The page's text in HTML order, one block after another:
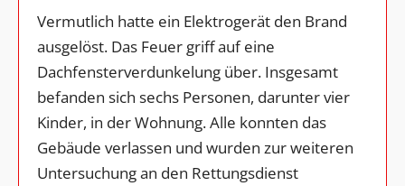
Vermutlich hatte ein Elektrogerät den Brand
ausgelöst. Das Feuer griff auf eine
Dachfensterverdunkelung über. Insgesamt
befanden sich sechs Personen, darunter vier
Kinder, in der Wohnung. Alle konnten das
Gebäude verlassen und wurden zur weiteren
Untersuchung an den Rettungsdienst